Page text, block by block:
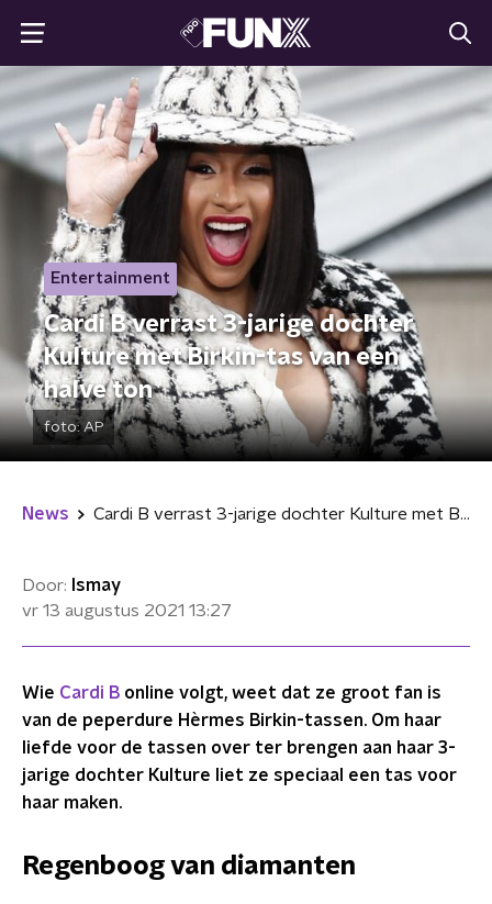
Entertainment
Cardi B verrast 3-jarige dochter
Kulture met Birkin-tas van een
halve ton
foto:AP
News Cardi B verrast 3-jarige dochter Kulture met Birkin-tas van een halve ton
Door:
Ismay
vr 13 augustus 2021 13:27
Wie Cardi B online volgt, weet dat ze groot fan is
van de peperdure Hèrmes Birkin-tassen. Om haar
liefde voor de tassen over ter brengen aan haar 3-
jarige dochter Kulture liet ze speciaal een tas voor
haar maken.
Regenboog van diamanten